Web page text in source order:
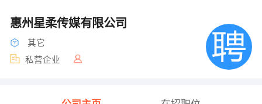
惠州星柔传媒有限公司
其它
私营企业